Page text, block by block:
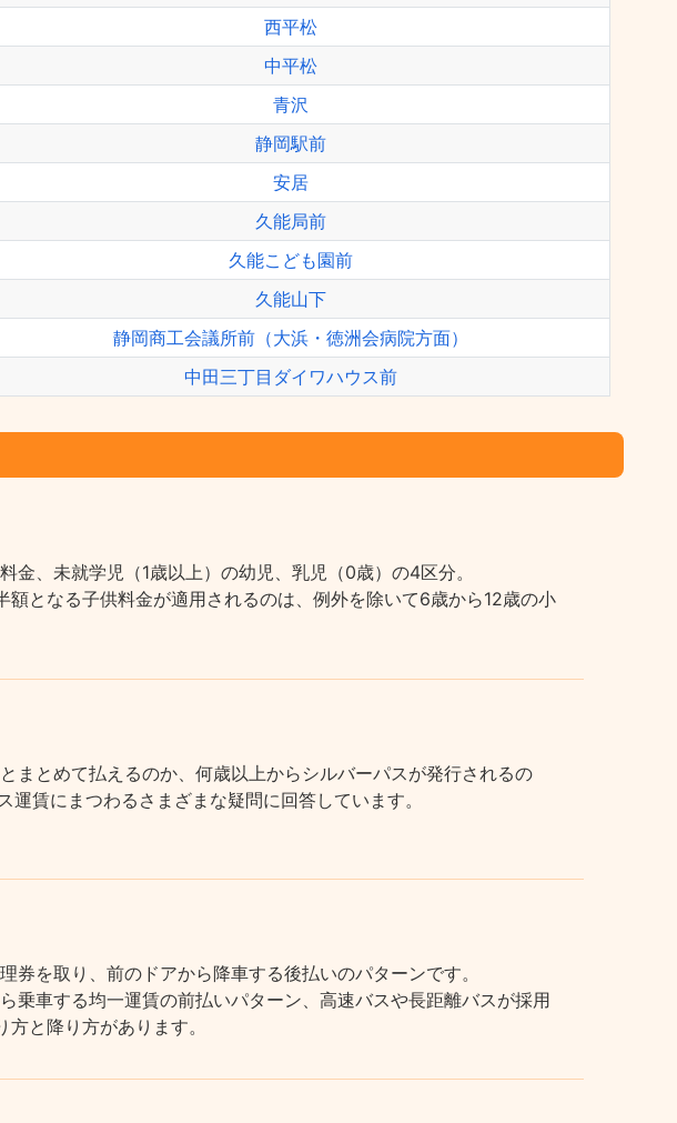
西平松
中平松
青沢
静岡駅前
安居
久能局前
久能こども園前
久能山下
静岡商工会議所前（大浜・徳洲会病院方面）
中田三丁目ダイワハウス前
、未就学児（1歳以上）の幼児、乳児（0歳）の4区分。
となる子供料金が適用されるのは、例外を除いて6歳から12歳の小
まとめて払えるのか、何歳以上からシルバーパスが発行されるの
賃にまつわるさまざまな疑問に回答しています。
を取り、前のドアから降車する後払いのパターンです。
乗車する均一運賃の前払いパターン、高速バスや長距離バスが採用
と降り方があります。